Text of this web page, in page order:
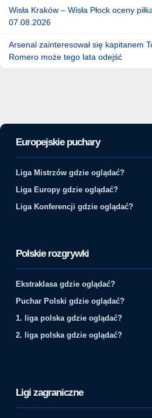
Wisła Kraków – Wisła Płock oceny
07.08.2026
Arsenal zainteresował się kapitanem
Romero może tego lata odejść
Europejskie puchary
Liga Mistrzów gdzie oglądać?
Liga Europy gdzie oglądać?
Liga Konferencji gdzie oglądać?
Polskie rozgrywki
Ekstraklasa gdzie oglądać?
Puchar Polski gdzie oglądać?
1. liga polska gdzie oglądać?
2. liga polska gdzie oglądać?
Ligi zagraniczne